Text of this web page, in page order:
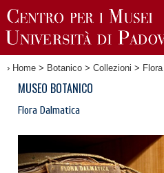
› Home > Botanico > Collezioni >
MUSEO BOTANICO
Flora Dalmatica